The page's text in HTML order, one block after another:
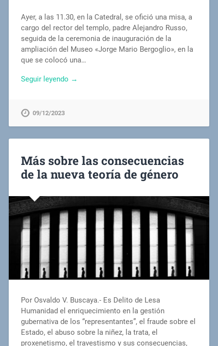
Ayer, a las 11.30, en la Catedral, se ofició una misa, a
cargo del rector del templo, padre Alejandro Russo,
seguida de la ceremonia de inauguración de la
ampliación del Museo «Jorge Mario Bergoglio», en la
que se colocó una…
Seguir leyendo →
09/12/2023
Más sobre las consecuencias
de la nueva teoría de género
Por Osvaldo V. Buscaya.- Es Delito de Lesa
Humanidad el enriquecimiento en la gestión
gubernativa de los “representantes”, el fraude sobre el
Estado, el abuso sobre la niñez, la trata, el
proxenetismo, el travestismo y sus consecuencias,